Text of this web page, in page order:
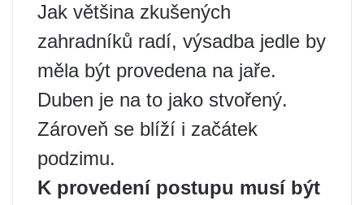
Jak většina zkušených
zahradníků radí, výsadba jedle by
měla být provedena na jaře.
Duben je na to jako stvořený.
Zároveň se blíží i začátek
podzimu.
K provedení postupu musí být